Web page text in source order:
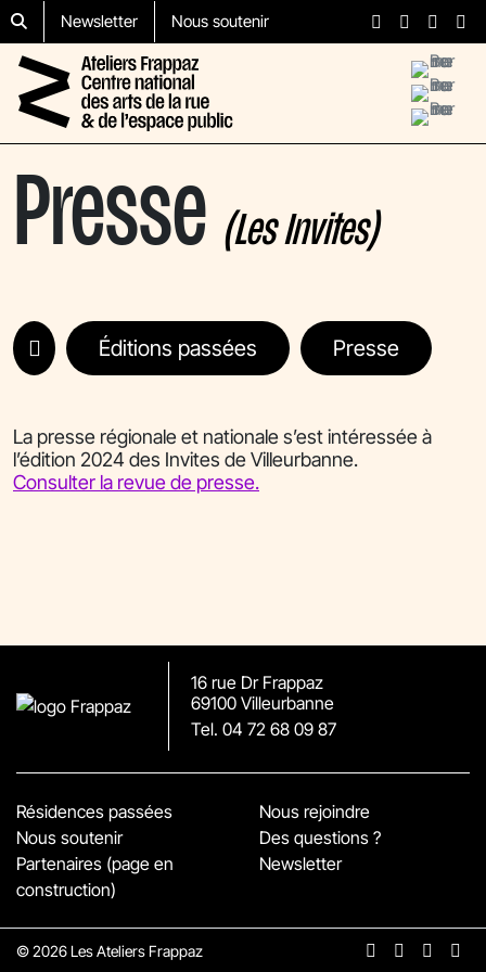
Aller au contenu
Skip to footer Nous soutenir
Newsletter
Presse (Les Invites)
Éditions passées Presse
La presse régionale et nationale s’est intéressée à
l’édition 2024 des Invites de Villeurbanne.
Consulter la revue de presse.
16 rue Dr Frappaz
69100 Villeurbanne
Tel. 04 72 68 09 87
Résidences passées
Nous soutenir
Partenaires (page en
construction)
Nous rejoindre
Des questions ?
Newsletter
©2026 Les Ateliers Frappaz